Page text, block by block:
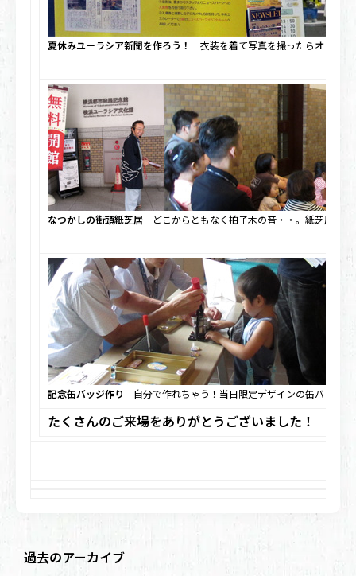
夏休みユーラシア新聞を作ろう！ 衣装を着て写真を撮ったらオリジナ
なつかしの街頭紙芝居 どこからともなく拍子木の音・・。紙芝居の
記念缶バッジ作り 自分で作れちゃう！当日限定デザインの缶バッジを
たくさんのご来場をありがとうございました！
過去のアーカイブ